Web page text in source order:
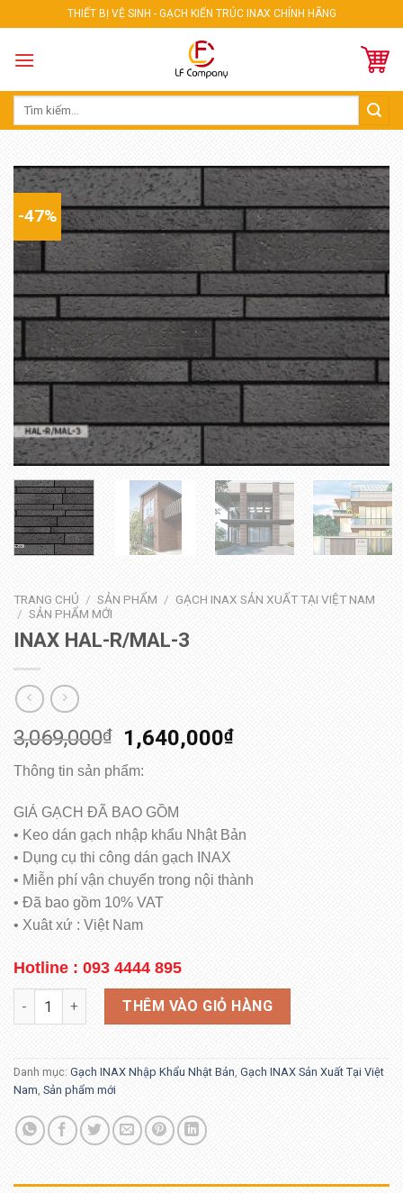
to
content
THIẾT BỊ VỆ SINH - GẠCH KIẾN TRÚC INAX CHÍNH HÃNG
Tìm
-47%
TRANG CHỦ / SẢN PHẨM / GẠCH INAX SẢN XUẤT TẠI VIỆT NAM
/ SẢN PHẨM MỚI
INAX HAL-R/MAL-3
3,069,000₫ 1,640,000₫
Thông tin sản phẩm:
GIÁ GẠCH ĐÃ BAO GỒM
• Keo dán gạch nhập khẩu Nhật Bản
• Dụng cụ thi công dán gạch INAX
• Miễn phí vận chuyển trong nội thành
• Đã bao gồm 10% VAT
• Xuât xứ : Việt Nam
Hotline : 093 4444 895
INAX HAL-R/MAL-3 số lượngTHÊM VÀO GIỎ HÀNG
Danh mục: Gạch INAX Nhập Khẩu Nhật Bản Gạch INAX Sản Xuất Tại Việt
Nam Sản phẩm mới